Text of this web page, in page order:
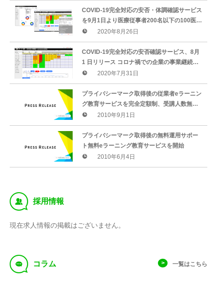
COVID-19完全対応の安否・体調確認サービス
を9月1日より医療従事者200名以下の100医療
機関に料金永久無料で提供開始。
2020年8月26日
COVID-19完全対応の安否確認サービス、8月
1 日リリース コロナ禍での企業の事業継続
(BCP)の軸となる従業者安否・体調確認を低
コストで提供開始します
2020年7月31日
プライバシーマーク取得後の従業者eラーニン
グ教育サービスを完全定額制、受講人数無制
限で開始2010年9月1日
プライバシーマーク取得後の無料運用サポー
ト無料eラーニング教育サービスを開始
2010年6月4日
‰ 採用情報
現在求人情報の掲載はございません。
f コラム 一覧はこちら